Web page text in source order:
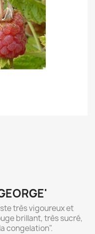
très vigoureux et
brillant, très sucré,
congelation".